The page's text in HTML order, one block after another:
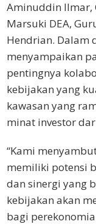
Aminuddin Ilmar,
Marsuki DEA,
Hendrian. Dalam
menyampaikan
pentingnya
kebijakan yang
kawasan yang
minat investor
“Kami
memiliki potensi
dan sinergi yang
kebijakan akan
bagi